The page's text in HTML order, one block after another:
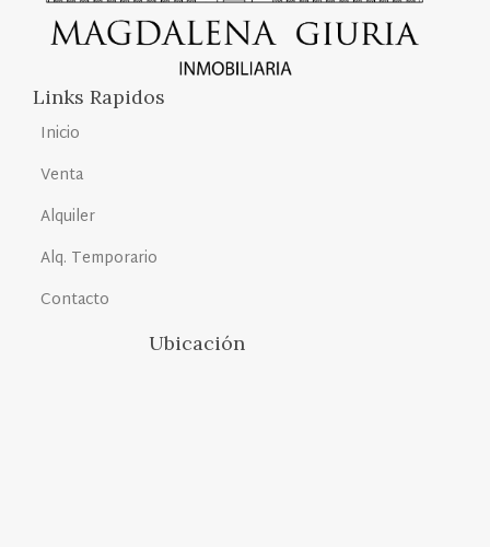
Links Rapidos
Inicio
Venta
Alquiler
Alq. Temporario
Contacto
Ubicación